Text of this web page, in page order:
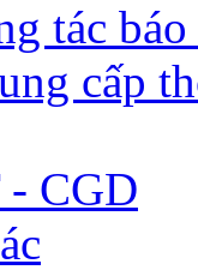
tác
cấp
CGD